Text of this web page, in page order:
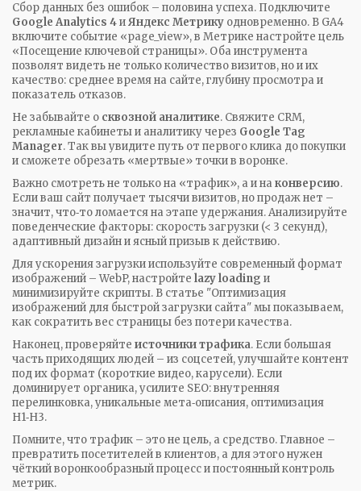
Сбор данных без ошибок – половина успеха. Подключите
Google Analytics 4иЯндекс Метрику одновременно. В GA4
включите событие «page_view», в Метрике настройте цель
«Посещение ключевой страницы». Оба инструмента
позволят видеть не только количество визитов, но и их
качество: среднее время на сайте, глубину просмотра и
показатель отказов.
Не забывайте о сквозной аналитике. Свяжите CRM,
рекламные кабинеты и аналитику через Google Tag
Manager. Так вы увидите путь от первого клика до покупки
и сможете обрезать «мертвые» точки в воронке.
Важно смотреть не только на «трафик», а и наконверсию.
Если ваш сайт получает тысячи визитов, но продаж нет –
значит, что‑то ломается на этапе удержания. Анализируйте
поведенческие факторы: скорость загрузки (< 3 секунд),
адаптивный дизайн и ясный призыв к действию.
Для ускорения загрузки используйте современный формат
изображений – WebP, настройте lazy loading и
минимизируйте скрипты. В статье "Оптимизация
изображений для быстрой загрузки сайта" мы показываем,
как сократить вес страницы без потери качества.
Наконец, проверяйте источники трафика. Если большая
часть приходящих людей – из соцсетей, улучшайте контент
под их формат (короткие видео, карусели). Если
доминирует органика, усилите SEO: внутренняя
перелинковка, уникальные мета‑описания, оптимизация
H1‑H3.
Помните, что трафик – это не цель, а средство. Главное –
превратить посетителей в клиентов, а для этого нужен
чёткий воронкообразный процесс и постоянный контроль
метрик.